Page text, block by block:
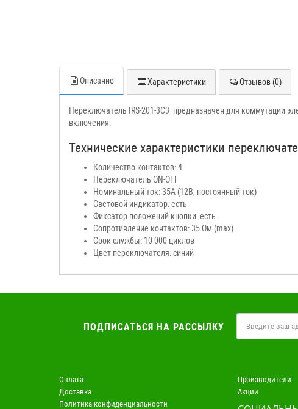
Описание Характеристики Отзывов (0)
Переключатель IRS-201-3C3 предназначен для коммутации
включения.
Технические характеристики
Количество контактов: 4
Переключатель ON-OFF
Номинальный ток: 35А (12В, постоянный ток)
Световой индикатор: есть
Фиксатор положений кнопки: есть
Сопротивление контактов: 35 Ом (max)
Срок службы: 10 000 циклов
Цвет переключателя: синий
ПОДПИСАТЬСЯ НА РАССЫЛКУ
Оплата
Доставка
Политика конфиденциальности
Производители
Акции